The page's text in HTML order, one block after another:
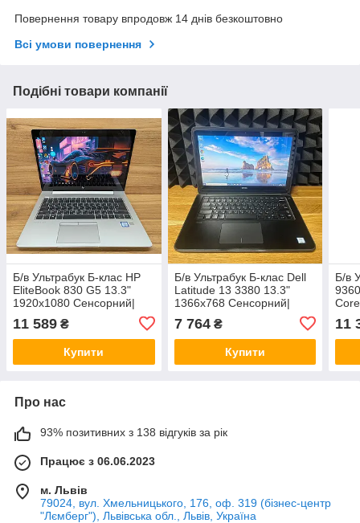
Повернення товару впродовж 14 днів безкоштовно
Всі умови повернення
Подібні товари компанії
Б/в Ультрабук Б-клас HP
EliteBook 830 G5 13.3"
1920x1080 Сенсорний|
RAM| 512 GB SSD| UHD
620
11 589 ₴
Купити
Б/в Ультрабук Б-клас Dell
Latitude 13 3380 13.3"
1366x768 Сенсорний|
Core i3-6006U| 8 GB RAM|
128 GB SSD| HD 520
7 764₴
Купити
Б/в
11
Про нас
93% позитивних з 138 відгуків за рік
Працює з 06.06.2023
м. Львів
79024, вул. Хмельницького, 176, оф. 319 (бізнес-центр
"Лємберг"), Львівська обл., Львів, Україна